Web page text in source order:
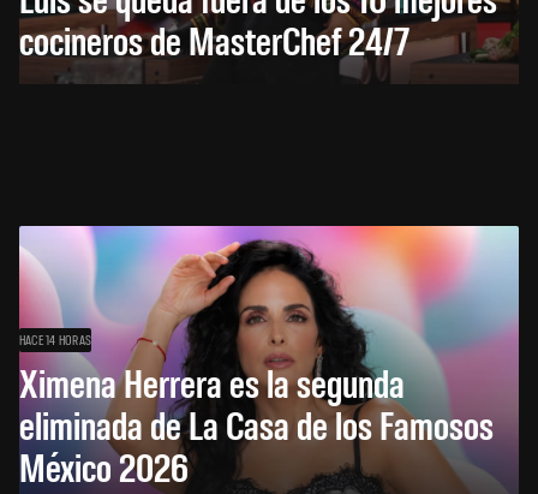
cocineros de MasterChef 24/7
HACE 14 HORAS
Ximena Herrera es la segunda
eliminada de La Casa de los Famosos
México 2026